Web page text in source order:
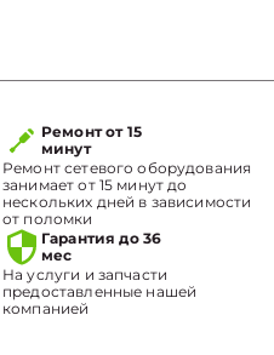
Ремонт от 15
минут
Ремонт сетевого оборудования
занимает от 15 минут до
нескольких дней в зависимости
от поломки
Гарантия до 36
мес
На услуги и запчасти
предоставленные нашей
компанией